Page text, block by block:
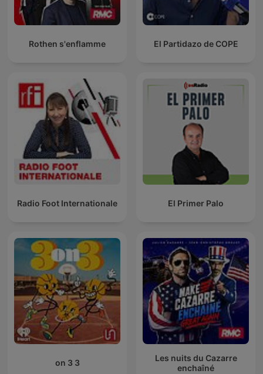
El Partidazo de COPE
Rothen s'enflamme
El Primer Palo
Radio Foot Internationale
Les nuits du Cazarre
enchaîné
3 on 3